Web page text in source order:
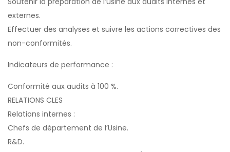
externes.
Effectuer des analyses et suivre les actions correctives des
non-conformités.
Indicateurs de performance :
Conformité aux audits à 100 %.
RELATIONS CLES
Relations internes :
Chefs de département de l’Usine.
R&D.